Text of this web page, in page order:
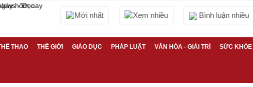
Mới nhất Xem nhiều Bình luận nhiều
THAO THẾ GIỚI GIÁO DỤC PHÁP LUẬT VĂN HÓA - GIẢI TRÍ SỨC KHỎE